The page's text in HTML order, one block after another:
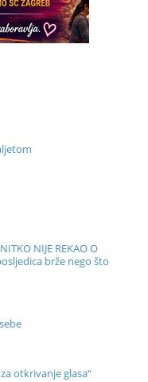
NIJE REKAO O
brže nego što
otkrivanje glasa“